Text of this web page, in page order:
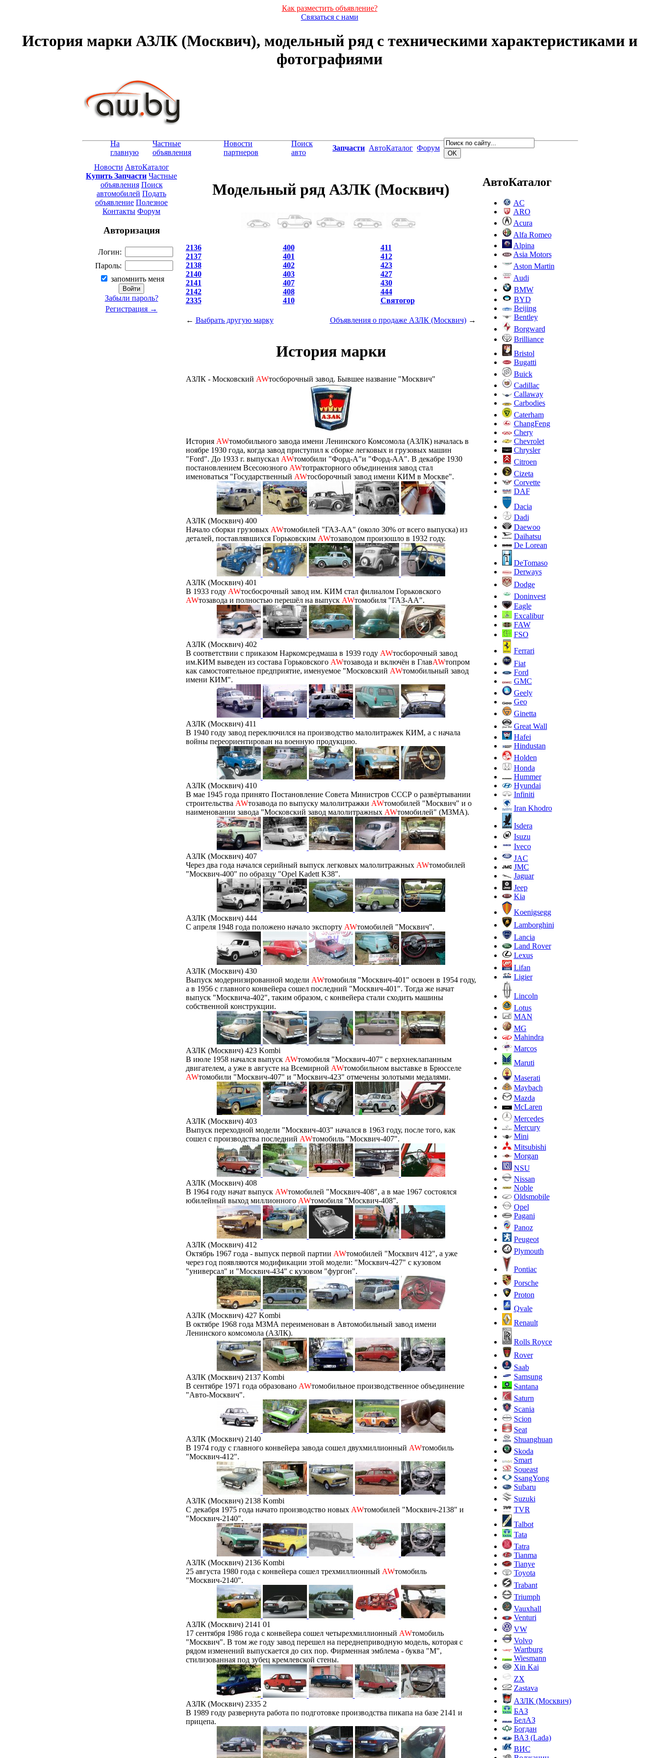
Как разместить объявление?
Связаться с нами
История марки АЗЛК (Москвич), модельный ряд с техническими характеристиками и
фотографиями
На
главную
Частные
объявления
Новости
партнеров
Поиск
авто
Запчасти АвтоКаталог Форум
Новости АвтоКаталог
Купить Запчасти Частные
объявления Поиск
автомобилей Подать
объявление Полезное
Контакты Форум
Авторизация
Логин:
Пароль:
запомнить меня
Забыли пароль?
Регистрация →
Модельный ряд АЗЛК (Москвич)
2136
2137
2138
2140
2141
2142
2335
400
401
402
403
407
408
410
411
412
423
427
430
444
Святогор
← Выбрать другую марку Объявления о продаже АЗЛК (Москвич)→
История марки
АЗЛК - Московский AWтосборочный завод. Бывшее название "Москвич"
История AWтомобильного завода имени Ленинского Комсомола (АЗЛК) началась в
ноябре 1930 года, когда завод приступил к сборке легковых и грузовых машин
"Ford". До 1933 г. выпускал AWтомобили "Форд-А"и "Форд-АА". В декабре 1930
постановлением Всесоюзного AWтотракторного объединения завод стал
именоваться "Государственный AWтосборочный завод имени КИМ в Москве".
АЗЛК (Москвич) 400
Начало сборки грузовых AWтомобилей "ГАЗ-АА" (около 30% от всего выпуска) из
деталей, поставлявшихся Горьковским AWтозаводом произошло в 1932 году.
АЗЛК (Москвич) 401
В 1933 году AWтосбосрочный завод им. КИМ стал филиалом Горьковского
AWтозавода и полностью перешёл на выпуск AWтомобиля "ГАЗ-АА".
АЗЛК (Москвич) 402
В соответствии с приказом Наркомсредмаша в 1939 году AWтосборочный завод
им.КИМ выведен из состава Горьковского AWтозавода и включён в ГлавAWтопром
как самостоятельное предприятие, именуемое "Московский AWтомобильный завод
имени КИМ".
АЗЛК (Москвич) 411
В 1940 году завод переключился на производство малолитражек КИМ, а с начала
войны переориентирован на военную продукцию.
АЗЛК (Москвич) 410
В мае 1945 года принято Постановление Совета Министров СССР о развёртывании
строительства AWтозавода по выпуску малолитражки AWтомобилей "Москвич" и о
наименовании завода "Московский завод малолитражных AWтомобилей" (МЗМА).
АЗЛК (Москвич) 407
Через два года начался серийный выпуск легковых малолитражных AWтомобилей
"Москвич-400" по образцу "Opel Kadett K38".
АЗЛК (Москвич) 444
С апреля 1948 года положено начало экспорту AWтомобилей "Москвич".
АЗЛК (Москвич) 430
Выпуск модернизированной модели AWтомобиля "Москвич-401" освоен в 1954 году,
а в 1956 с главного конвейера сошел последний "Москвич-401". Тогда же начат
выпуск "Москвича-402", таким образом, с конвейера стали сходить машины
собственной конструкции.
АЗЛК (Москвич) 423 Kombi
В июле 1958 начался выпуск AWтомобиля "Москвич-407" с верхнеклапанным
двигателем, а уже в августе на Всемирной AWтомобильном выставке в Брюсселе
AWтомобили "Москвич-407" и "Москвич-423" отмечены золотыми медалями.
АЗЛК (Москвич) 403
Выпуск переходной модели "Москвич-403" начался в 1963 году, после того, как
сошел с производства последний AWтомобиль "Москвич-407".
АЗЛК (Москвич) 408
В 1964 году начат выпуск AWтомобилей "Москвич-408", а в мае 1967 состоялся
юбилейный выход миллионного AWтомобиля "Москвич-408".
АЗЛК (Москвич) 412
Октябрь 1967 года - выпуск первой партии AWтомобилей "Москвич 412", а уже
через год появляются модификации этой модели: "Москвич-427" с кузовом
"универсал" и "Москвич-434" с кузовом "фургон".
АЗЛК (Москвич) 427 Kombi
В октябре 1968 года МЗМА переименован в Автомобильный завод имени
Ленинского комсомола (АЗЛК).
АЗЛК (Москвич) 2137 Kombi
В сентябре 1971 года образовано AWтомобильное производственное объединение
"Авто-Москвич".
АЗЛК (Москвич) 2140
В 1974 году с главного конвейера завода сошел двухмиллионный AWтомобиль
"Москвич-412".
АЗЛК (Москвич) 2138 Kombi
С декабря 1975 года начато производство новых AWтомобилей "Москвич-2138" и
"Москвич-2140".
АЗЛК (Москвич) 2136 Kombi
25 августа 1980 года с конвейера сошел трехмиллионный AWтомобиль
"Москвич-2140".
АЗЛК (Москвич) 2141 01
17 сентября 1986 года с конвейера сошел четырехмиллионный AWтомобиль
"Москвич". В том же году завод перешел на переднеприводную модель, которая с
рядом изменений выпускается до сих пор. Фирменная эмблема - буква "М",
стилизованная под зубец кремлевской стены.
АЗЛК (Москвич) 2335 2
В 1989 году развернута работа по подготовке производства пикапа на базе 2141 и
прицепа.
АвтоКаталог
AC
ARO
Acura
Alfa Romeo
Alpina
Asia Motors
Aston Martin
Audi
BMW
BYD
Beijing
Bentley
Borgward
Brilliance
Bristol
Bugatti
Buick
Cadillac
Callaway
Carbodies
Caterham
ChangFeng
Chery
Chevrolet
Chrysler
Citroen
Cizeta
Corvette
DAF
Dacia
Dadi
Daewoo
Daihatsu
De Lorean
DeTomaso
Derways
Dodge
Doninvest
Eagle
Excalibur
FAW
FSO
Ferrari
Fiat
Ford
GMC
Geely
Geo
Ginetta
Great Wall
Hafei
Hindustan
Holden
Honda
Hummer
Hyundai
Infiniti
Iran Khodro
Isdera
Isuzu
Iveco
JAC
JMC
Jaguar
Jeep
Kia
Koenigsegg
Lamborghini
Lancia
Land Rover
Lexus
Lifan
Ligier
Lincoln
Lotus
MAN
MG
Mahindra
Marcos
Maruti
Maserati
Maybach
Mazda
McLaren
Mercedes
Mercury
Mini
Mitsubishi
Morgan
NSU
Nissan
Noble
Oldsmobile
Opel
Pagani
Panoz
Peugeot
Plymouth
Pontiac
Porsche
Proton
Qvale
Renault
Rolls Royce
Rover
Saab
Samsung
Santana
Saturn
Scania
Scion
Seat
Shuanghuan
Skoda
Smart
Soueast
SsangYong
Subaru
Suzuki
TVR
Talbot
Tata
Tatra
Tianma
Tianye
Toyota
Trabant
Triumph
Vauxhall
Venturi
VW
Volvo
Wartburg
Wiesmann
Xin Kai
ZX
Zastava
АЗЛК (Москвич)
БАЗ
БелАЗ
Богдан
ВАЗ (Lada)
ВИС